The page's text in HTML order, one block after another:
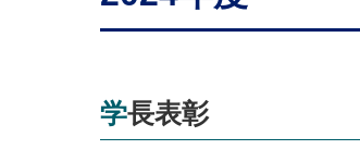
学⻑表彰